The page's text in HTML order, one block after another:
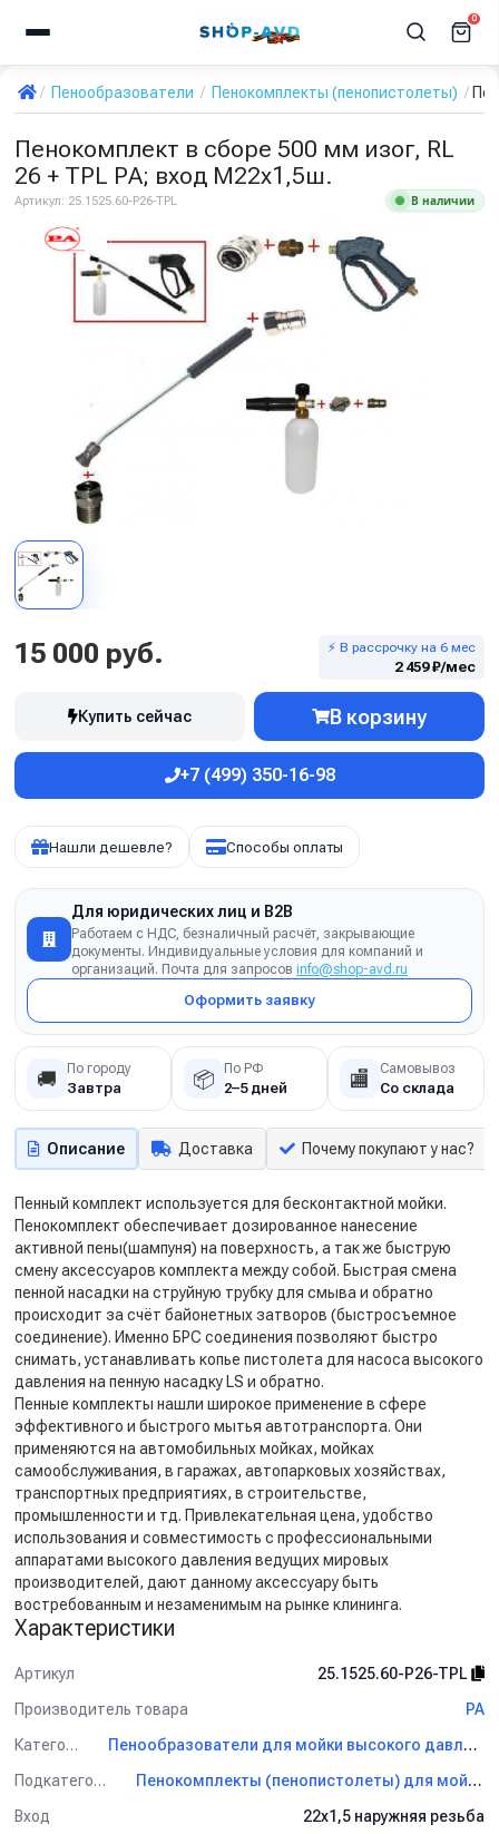
0
Пенообразователи Пенокомплекты (пенопистолеты)
Пенокомплект в сборе 500 мм изог, RL
26 + TPL РА; вход М22х1,5ш.
Артикул: 25.1525.60-P26-TPL В наличии
15 000 руб. ⚡ В рассрочку на 6 мес
2 459 ₽/мес
Купить сейчас В корзину
+7 (499) 350-16-98
Нашли дешевле? Способы оплаты
Для юридических лиц и B2B
Работаем с НДС, безналичный расчёт, закрывающие
документы. Индивидуальные условия для компаний и
организаций. Почта для запросов info@shop-avd.ru
Оформить заявку
🚚 По городу
Завтра 📦 По РФ
2–5 дней 🏬 Самовывоз
Со склада
Описание Доставка Почему покупают у нас?
Пенный комплект используется для бесконтактной мойки.
Пенокомплект обеспечивает дозированное нанесение
активной пены(шампуня) на поверхность, а так же быструю
смену аксессуаров комплекта между собой. Быстрая смена
пенной насадки на струйную трубку для смыва и обратно
происходит за счёт байонетных затворов (быстросъемное
соединение). Именно БРС соединения позволяют быстро
снимать, устанавливать копье пистолета для насоса высокого
давления на пенную насадку LS и обратно.
Пенные комплекты нашли широкое применение в сфере
эффективного и быстрого мытья автотранспорта. Они
применяются на автомобильных мойках, мойках
самообслуживания, в гаражах, автопарковых хозяйствах,
транспортных предприятиях, в строительстве,
промышленности и тд. Привлекательная цена, удобство
использования и совместимость с профессиональными
аппаратами высокого давления ведущих мировых
производителей, дают данному аксессуару быть
востребованным и незаменимым на рынке клининга.
Характеристики
Артикул
25.1525.60-P26-TPL
Производитель товара
PA
Категория
Пенообразователи для мойки высокого давления PA
Подкатегория
Пенокомплекты (пенопистолеты) для мойки PA
Вход
22х1,5 наружняя резьба